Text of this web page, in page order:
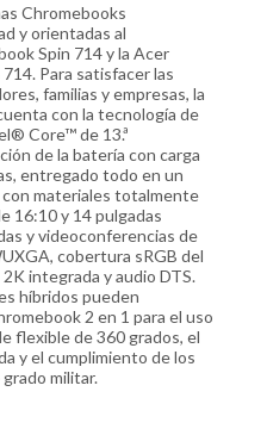
Chromebooks
y orientadas al
Spin 714 y la Acer
Para satisfacer las
familias y empresas, la
con la tecnología de
Core™ de 13.ª
de la batería con carga
entregado todo en un
materiales totalmente
16:10 y 14 pulgadas
y videoconferencias de
cobertura sRGB del
integrada y audio DTS.
híbridos pueden
2 en 1 para el uso
flexible de 360 grados, el
y el cumplimiento de los
militar.